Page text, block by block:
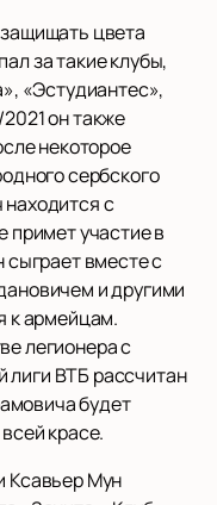
цвета
за такие клубы,
«Эстудиантес»,
он также
некоторое
сербского
с
примет участие в
сыграет вместе с
и другими
к армейцам.
легионера с
ВТБ рассчитан
будет
красе.
Ксавьер Мун